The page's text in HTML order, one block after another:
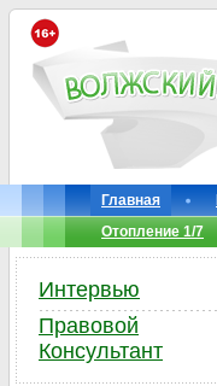
Главная
Отопление 1/7
Интервью
Правовой
Консультант